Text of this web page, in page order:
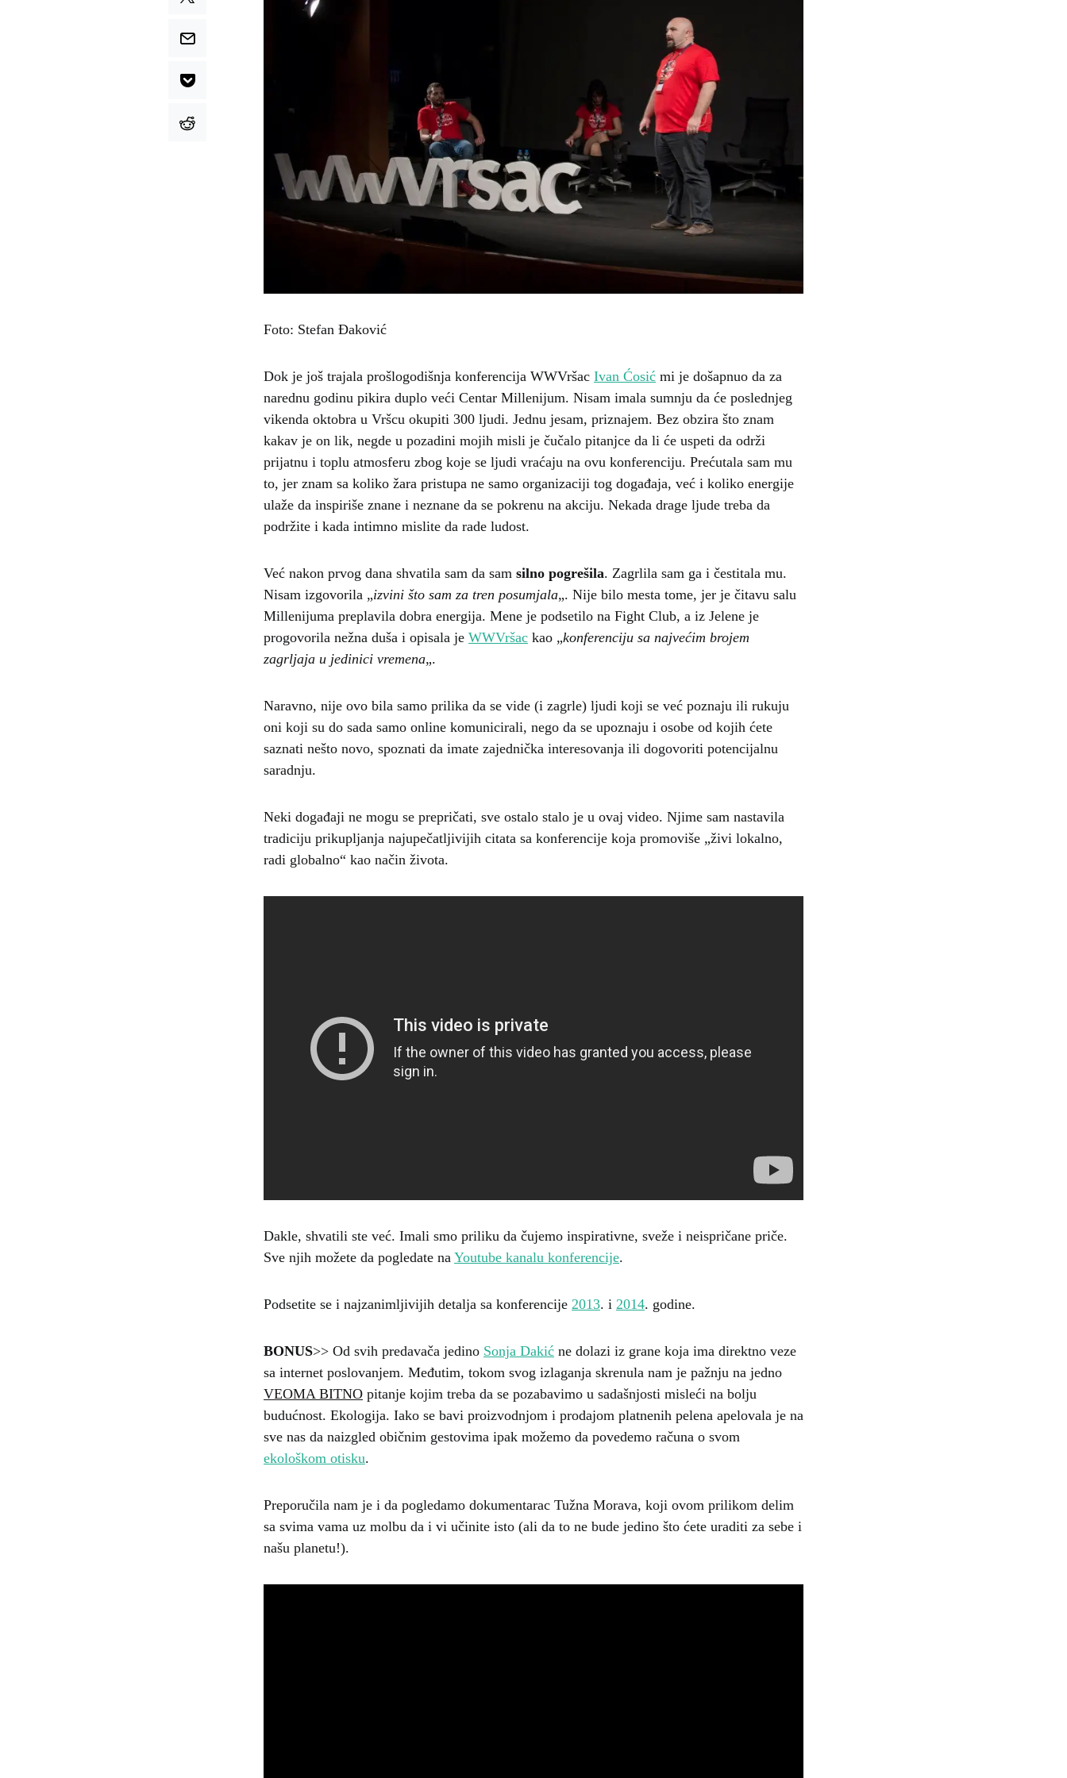
Foto: Stefan Đaković
Dok je još trajala prošlogodišnja konferencija WWVršac Ivan Ćosić mi je došapnuo da za
narednu godinu pikira duplo veći Centar Millenijum. Nisam imala sumnju da će poslednjeg
vikenda oktobra u Vršcu okupiti 300 ljudi. Jednu jesam, priznajem. Bez obzira što znam
kakav je on lik, negde u pozadini mojih misli je čučalo pitanjce da li će uspeti da održi
prijatnu i toplu atmosferu zbog koje se ljudi vraćaju na ovu konferenciju. Prećutala sam mu
to, jer znam sa koliko žara pristupa ne samo organizaciji tog događaja, već i koliko energije
ulaže da inspiriše znane i neznane da se pokrenu na akciju. Nekada drage ljude treba da
podržite i kada intimno mislite da rade ludost.
Već nakon prvog dana shvatila sam da sam silno pogrešila. Zagrlila sam ga i čestitala mu.
Nisam izgovorila „izvini što sam za tren posumjala„. Nije bilo mesta tome, jer je čitavu salu
Millenijuma preplavila dobra energija. Mene je podsetilo na Fight Club, a iz Jelene je
progovorila nežna duša i opisala je WWVršac kao „konferenciju sa najvećim brojem
zagrljaja u jedinici vremena„.
Naravno, nije ovo bila samo prilika da se vide (i zagrle) ljudi koji se već poznaju ili rukuju
oni koji su do sada samo online komunicirali, nego da se upoznaju i osobe od kojih ćete
saznati nešto novo, spoznati da imate zajednička interesovanja ili dogovoriti potencijalnu
saradnju.
Neki događaji ne mogu se prepričati, sve ostalo stalo je u ovaj video. Njime sam nastavila
tradiciju prikupljanja najupečatljivijih citata sa konferencije koja promoviše „živi lokalno,
radi globalno“ kao način života.
Dakle, shvatili ste već. Imali smo priliku da čujemo inspirativne, sveže i neispričane priče.
Sve njih možete da pogledate na Youtube kanalu konferencije.
Podsetite se i najzanimljivijih detalja sa konferencije 2013. i 2014. godine.
BONUS>> Od svih predavača jedino Sonja Dakić ne dolazi iz grane koja ima direktno veze
sa internet poslovanjem. Međutim, tokom svog izlaganja skrenula nam je pažnju na jedno
VEOMA BITNO pitanje kojim treba da se pozabavimo u sadašnjosti misleći na bolju
budućnost. Ekologija. Iako se bavi proizvodnjom i prodajom platnenih pelena apelovala je na
sve nas da naizgled običnim gestovima ipak možemo da povedemo računa o svom
ekološkom otisku.
Preporučila nam je i da pogledamo dokumentarac Tužna Morava, koji ovom prilikom delim
sa svima vama uz molbu da i vi učinite isto (ali da to ne bude jedino što ćete uraditi za sebe i
našu planetu!).